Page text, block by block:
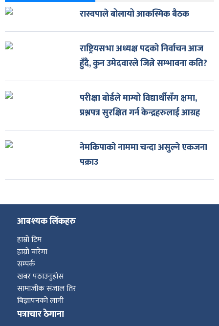
रास्वपाले बोलायो आकस्मिक बैठक
राष्ट्रियसभा अध्यक्ष पदको निर्वाचन आज
हुँदै, कुन उमेदवारले जित्ने सम्भावना कति?
परीक्षा बोर्डले माग्यो विद्यार्थीसँग क्षमा,
प्रश्नपत्र सुरक्षित गर्न केन्द्रहरुलाई आग्रह
नेमकिपाको नाममा चन्दा असुल्ने एकजना
पक्राउ
आबश्यक लिंकहरु
हाम्रो टिम
हाम्रो बारेमा
सम्पर्क
खबर पठाउनुहोस
सामाजीक संजाल तिर
बिज्ञापनको लागी
पत्राचार ठेगाना